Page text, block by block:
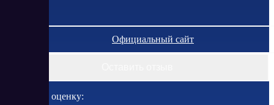
Официальный сайт
Поставить оценку: